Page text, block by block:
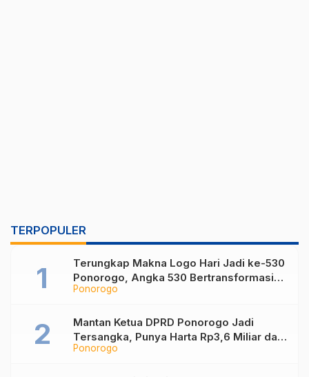
TERPOPULER
Ponorogo
Terungkap Makna Logo Hari Jadi ke-530
Ponorogo, Angka 530 Bertransformasi
Jadi Sekar Kinanthi
Ponorogo
Mantan Ketua DPRD Ponorogo Jadi
Tersangka, Punya Harta Rp3,6 Miliar dan
Utang Rp1,4 Miliar